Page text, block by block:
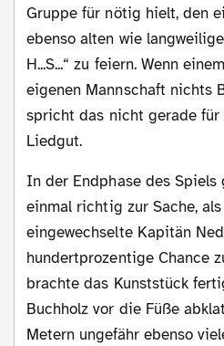
Gruppe für nötig hielt, den
ebenso alten wie
H...S...“ zu feiern. Wenn
eigenen Mannschaft nichts
spricht das nicht gerade für
Liedgut.
In der Endphase des Spiels ging es dann noch
einmal richtig zur Sache,
eingewechselte Kapitän
hundertprozentige Chance
brachte das Kunststück
Buchholz vor die Füße
Metern ungefähr ebenso